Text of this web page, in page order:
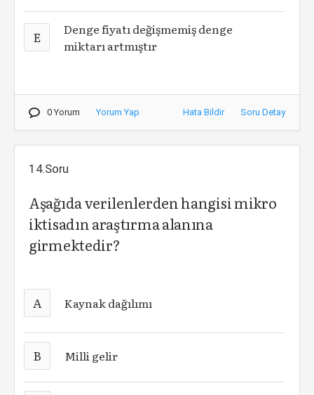
E
Denge fiyatı değişmemiş denge
miktarı artmıştır
0 Yorum Yorum Yap Hata Bildir Soru Detay
14.Soru
Aşağıda verilenlerden hangisi mikro
iktisadın araştırma alanına
girmektedir?
A Kaynak dağılımı
B Milli gelir